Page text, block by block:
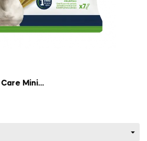
Mini...